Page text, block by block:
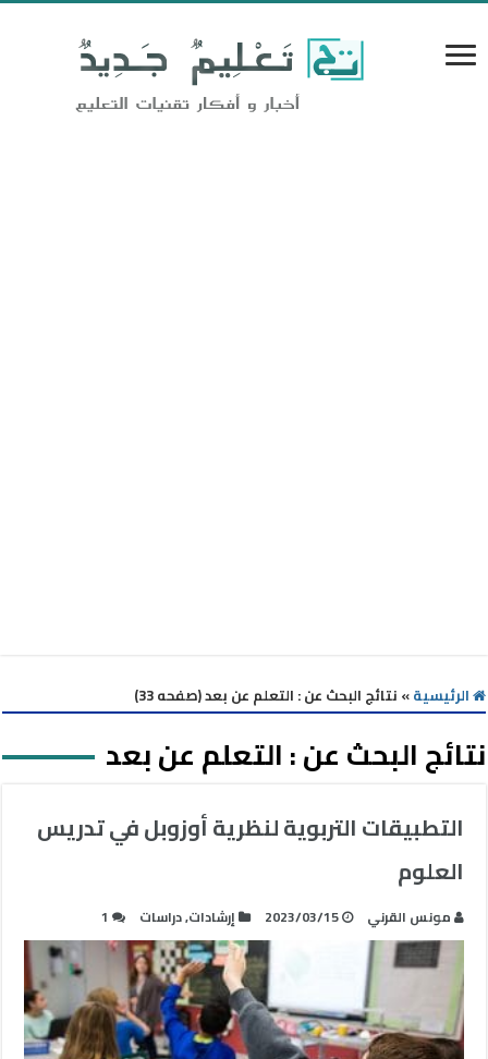
الرئيسية» نتائج البحث عن : التعلم عن بعد (صفحه 33)
نتائج البحث عن :التعلم عن بعد
التطبيقات التربوية لنظرية أوزوبل في تدريس
العلوم
مونس القرني 2023/03/15 إرشادات,دراسات 1